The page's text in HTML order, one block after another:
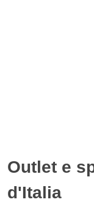
Outlet e
d'Italia